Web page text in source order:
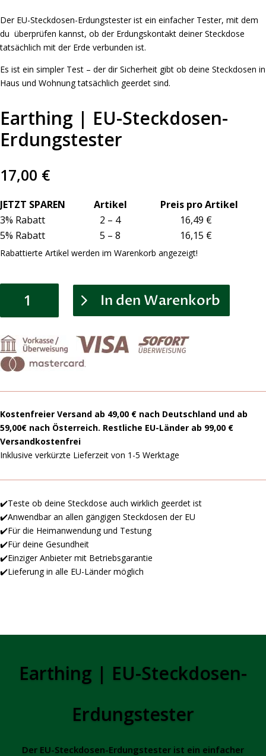
Der EU-Steckdosen-Erdungstester ist ein einfacher Tester, mit dem
du überprüfen kannst, ob der Erdungskontakt deiner Steckdose
tatsächlich mit der Erde verbunden ist.
Es ist ein simpler Test – der dir Sicherheit gibt ob deine Steckdosen in
Haus und Wohnung tatsächlich geerdet sind.
Earthing | EU-Steckdosen-
Erdungstester
17,00 €
JETZT SPAREN Artikel Preis pro Artikel
3% Rabatt 2 – 4 16,49 €
5% Rabatt 5 – 8 16,15 €
Rabattierte Artikel werden im Warenkorb angezeigt!
Earthing
EU-
Erdungstester
Menge
In den Warenkorb
Kostenfreier Versand ab 49,00 € nach Deutschland und ab
59,00€ nach Österreich. Restliche EU-Länder ab 99,00 €
Versandkostenfrei
Inklusive verkürzte Lieferzeit von 1-5 Werktage
✔️Teste ob deine Steckdose auch wirklich geerdet ist
✔️Anwendbar an allen gängigen Steckdosen der EU
✔️Für die Heimanwendung und Testung
✔️Für deine Gesundheit
✔️Einziger Anbieter mit Betriebsgarantie
✔️Lieferung in alle EU-Länder möglich
Earthing | EU-Steckdosen-
Erdungstester
Der EU-Steckdosen-Erdungstester ist ein einfacher